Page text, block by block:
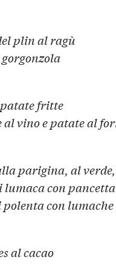
plin al ragù
fritte
al vino e patate al
parigina, al
lumaca con
polenta con
al cacao